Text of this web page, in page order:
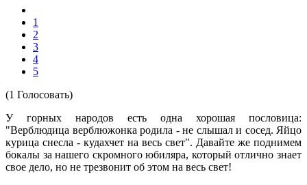
1
2
3
4
5
(1 Голосовать)
У горных народов есть одна хорошая пословица:
"Верблюдица верблюжонка родила - не слышал и сосед. Яйцо
курица снесла - кудахчет на весь свет". Давайте же поднимем
бокалы за нашего скромного юбиляра, который отлично знает
свое дело, но не трезвонит об этом на весь свет!